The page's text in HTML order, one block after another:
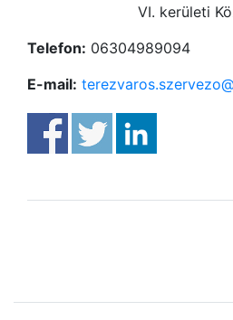
VI. kerületi
Telefon: 06304989094
E-mail: